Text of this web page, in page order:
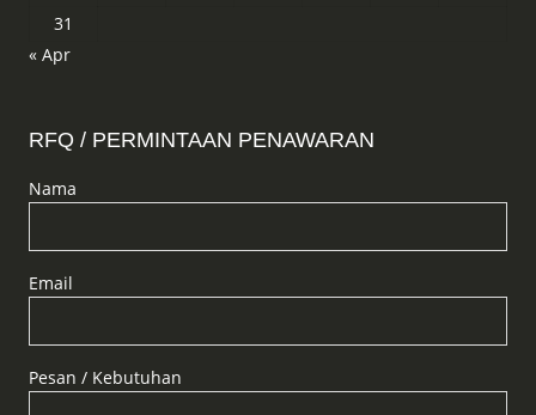
31
« Apr
RFQ / PERMINTAAN PENAWARAN
Nama
Email
Pesan / Kebutuhan